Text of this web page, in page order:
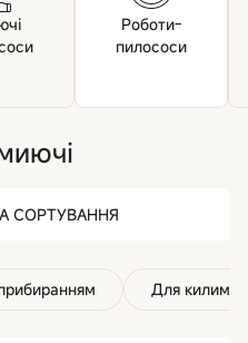
Роботи-
пилососи
СОРТУВАННЯ
Для килимів